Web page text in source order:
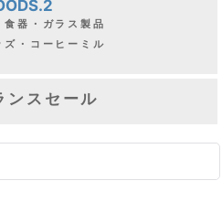
食器・ガラス製品
ズ・コーヒーミル
ンスセール